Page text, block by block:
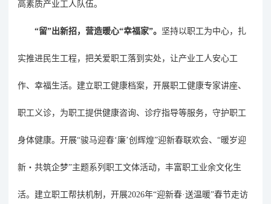
高素质产业工人队伍。
“留”出新招，营造暖心“幸福家”。 坚持以职工为中心，扎
实推进民生工程，把关爱职工落到实处，让产业工人安心工
作、幸福生活。建立职工健康档案，开展职工健康专家讲座、
职工义诊，为职工提供健康咨询、诊疗指导等服务，守护职工
身体健康。开展“骏马迎春‘廉’创辉煌”迎新春联欢会、“暖岁迎
新・共筑企梦”主题系列职工文体活动，丰富职工业余文化生
活。建立职工帮扶机制，开展2026年“迎新春·送温暖”春节走访